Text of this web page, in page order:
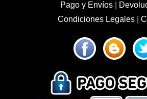
Pago y Envíos|
Condiciones Legales